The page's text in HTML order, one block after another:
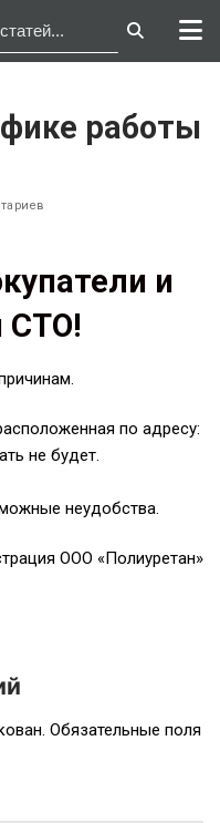
работы
и
СТО!
по адресу:
не будет.
неудобства.
ООО «Полиуретан»
Обязательные поля